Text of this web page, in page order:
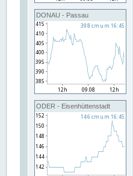
DONAU - Passau
ODER - Eisenhüttenstadt